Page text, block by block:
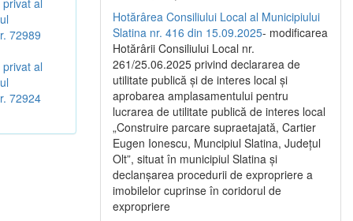
72989
al
72924
Hotărârea Consiliului Local al Municipiului
Slatina nr. 416 din 15.09.2025- modificarea
Hotărârii Consiliului Local nr.
261/25.06.2025 privind declararea de
utilitate publică și de interes local și
aprobarea amplasamentului pentru
lucrarea de utilitate publică de interes local
„Construire parcare supraetajată, Cartier
Eugen Ionescu, Muncipiul Slatina, Județul
Olt”, situat în municipiul Slatina și
declanșarea procedurii de expropriere a
imobilelor cuprinse în coridorul de
expropriere